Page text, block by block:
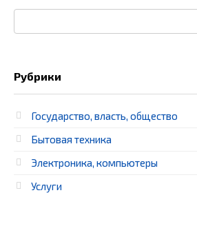
Рубрики
Государство, власть, общество
Бытовая техника
Электроника, компьютеры
Услуги